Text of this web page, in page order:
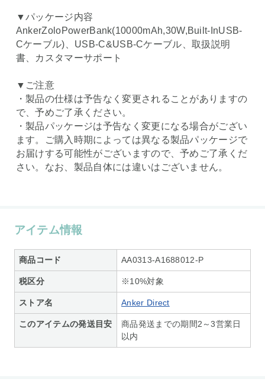
▼パッケージ内容
AnkerZoloPowerBank(10000mAh,30W,Built-InUSB-
Cケーブル)、USB-C&USB-Cケーブル、取扱説明
書、カスタマーサポート
▼ご注意
・製品の仕様は予告なく変更されることがありますの
で、予めご了承ください。
・製品パッケージは予告なく変更になる場合がござい
ます。ご購入時期によっては異なる製品パッケージで
お届けする可能性がございますので、予めご了承くだ
さい。なお、製品自体には違いはございません。
アイテム情報
商品コード AA0313-A1688012-P
税区分 ※10%対象
ストア名 Anker Direct
このアイテムの発送目安
商品発送までの期間2～3営業日
以内